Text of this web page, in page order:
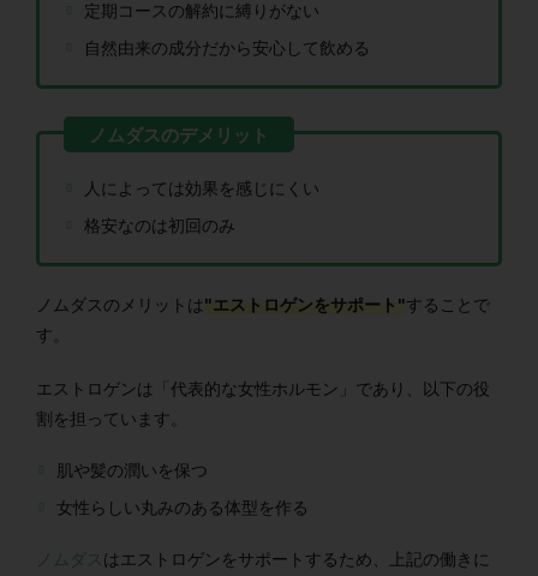
定期コースの解約に縛りがない
自然由来の成分だから安心して飲める
人によっては効果を感じにくい
格安なのは初回のみ
ノムダスのメリットは"エストロゲンをサポート"することで
す。
エストロゲンは「代表的な女性ホルモン」であり、以下の役
割を担っています。
肌や髪の潤いを保つ
女性らしい丸みのある体型を作る
ノムダス はエストロゲンをサポートするため、上記の働きに